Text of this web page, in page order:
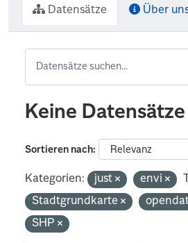
Datensätze Über
Keine
Sortieren nach
Kategorien: just envi
Stadtgrundkarte
SHP